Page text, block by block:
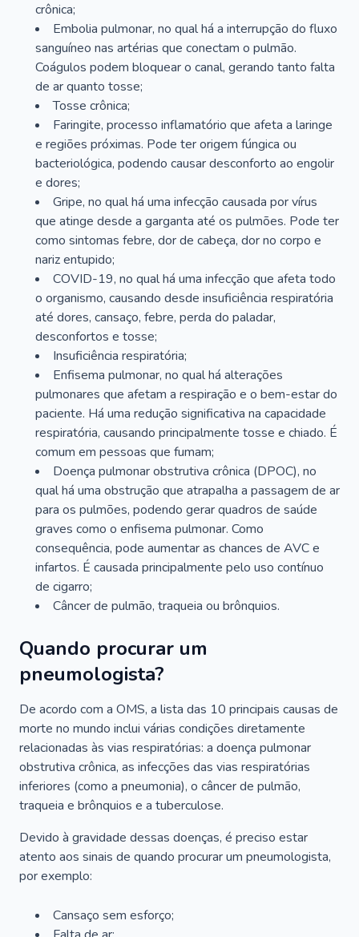
crônica;
Embolia pulmonar, no qual há a interrupção do fluxo
sanguíneo nas artérias que conectam o pulmão.
Coágulos podem bloquear o canal, gerando tanto falta
de ar quanto tosse;
Tosse crônica;
Faringite, processo inflamatório que afeta a laringe
e regiões próximas. Pode ter origem fúngica ou
bacteriológica, podendo causar desconforto ao engolir
e dores;
Gripe, no qual há uma infecção causada por vírus
que atinge desde a garganta até os pulmões. Pode ter
como sintomas febre, dor de cabeça, dor no corpo e
nariz entupido;
COVID-19, no qual há uma infecção que afeta todo
o organismo, causando desde insuficiência respiratória
até dores, cansaço, febre, perda do paladar,
desconfortos e tosse;
Insuficiência respiratória;
Enfisema pulmonar, no qual há alterações
pulmonares que afetam a respiração e o bem-estar do
paciente. Há uma redução significativa na capacidade
respiratória, causando principalmente tosse e chiado. É
comum em pessoas que fumam;
Doença pulmonar obstrutiva crônica (DPOC), no
qual há uma obstrução que atrapalha a passagem de ar
para os pulmões, podendo gerar quadros de saúde
graves como o enfisema pulmonar. Como
consequência, pode aumentar as chances de AVC e
infartos. É causada principalmente pelo uso contínuo
de cigarro;
Câncer de pulmão, traqueia ou brônquios.
Quando procurar um
pneumologista?
De acordo com a OMS, a lista das 10 principais causas de
morte no mundo inclui várias condições diretamente
relacionadas às vias respiratórias: a doença pulmonar
obstrutiva crônica, as infecções das vias respiratórias
inferiores (como a pneumonia), o câncer de pulmão,
traqueia e brônquios e a tuberculose.
Devido à gravidade dessas doenças, é preciso estar
atento aos sinais de quando procurar um pneumologista,
por exemplo:
Cansaço sem esforço;